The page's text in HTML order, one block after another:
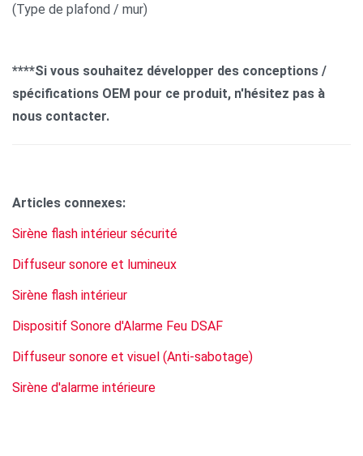
(Type de plafond / mur)
****Si vous souhaitez développer des conceptions /
spécifications OEM pour ce produit, n'hésitez pas à
nous contacter.
Articles connexes:
Sirène flash intérieur sécurité
Diffuseur sonore et lumineux
Sirène flash intérieur
Dispositif Sonore d'Alarme Feu DSAF
Diffuseur sonore et visuel (Anti-sabotage)
Sirène d'alarme intérieure